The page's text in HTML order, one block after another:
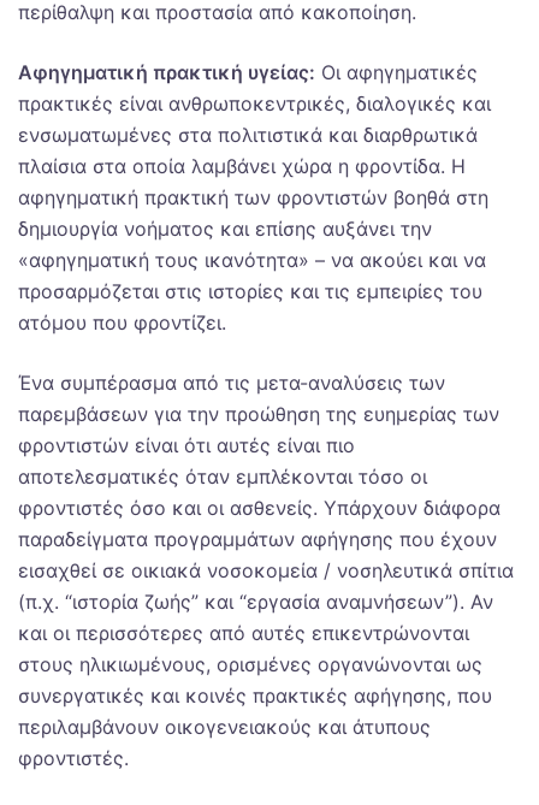
περίθαλψη και προστασία από κακοποίηση.
Αφηγηματική πρακτική υγείας: Οι αφηγηματικές
πρακτικές είναι ανθρωποκεντρικές, διαλογικές και
ενσωματωμένες στα πολιτιστικά και διαρθρωτικά
πλαίσια στα οποία λαμβάνει χώρα η φροντίδα. Η
αφηγηματική πρακτική των φροντιστών βοηθά στη
δημιουργία νοήματος και επίσης αυξάνει την
«αφηγηματική τους ικανότητα» – να ακούει και να
προσαρμόζεται στις ιστορίες και τις εμπειρίες του
ατόμου που φροντίζει.
Ένα συμπέρασμα από τις μετα-αναλύσεις των
παρεμβάσεων για την προώθηση της ευημερίας των
φροντιστών είναι ότι αυτές είναι πιο
αποτελεσματικές όταν εμπλέκονται τόσο οι
φροντιστές όσο και οι ασθενείς. Υπάρχουν διάφορα
παραδείγματα προγραμμάτων αφήγησης που έχουν
εισαχθεί σε οικιακά νοσοκομεία / νοσηλευτικά σπίτια
(π.χ. “ιστορία ζωής” και “εργασία αναμνήσεων”). Αν
και οι περισσότερες από αυτές επικεντρώνονται
στους ηλικιωμένους, ορισμένες οργανώνονται ως
συνεργατικές και κοινές πρακτικές αφήγησης, που
περιλαμβάνουν οικογενειακούς και άτυπους
φροντιστές.